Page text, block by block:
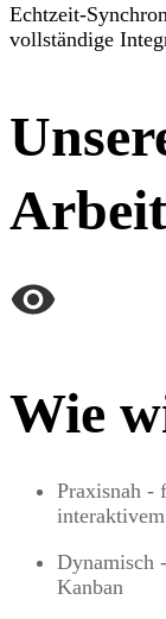
Echtzeit-
vollständige
Wie
Praxisnah -
Dynamisch
Kanban